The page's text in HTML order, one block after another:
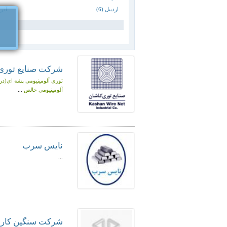
اردبیل‌ (6)
کردستان‌ (6)
کهکیلویه‌ وبویراحمد (1)
چهارمحال‌ بختیاری‌ (8)
همدان‌ (11)
شرکت صنایع
توری آلومینیومی پشه
آلومینیومی خالص
نایس سرب
شرکت سنگین